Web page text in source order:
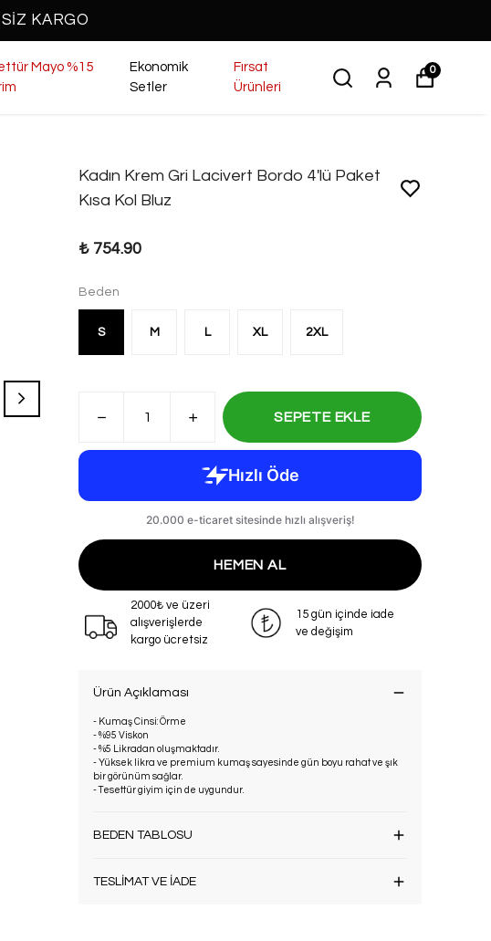
KARGO
Mayo %15
Ekonomik
Setler
Fırsat
Ürünleri
0
Kadın Krem Gri Lacivert Bordo 4'lü Paket
Kısa Kol Bluz
₺ 754.90
Beden
S M L XL 2XL
SEPETE EKLE
HEMEN AL
2000₺ ve üzeri
alışverişlerde
kargo ücretsiz
15 gün içinde iade
ve değişim
Ürün Açıklaması
- Kumaş Cinsi: Örme
- %95 Viskon
- %5 Likradan oluşmaktadır.
- Yüksek likra ve premium kumaş sayesinde gün boyu rahat ve şık
bir görünüm sağlar.
- Tesettür giyim için de uygundur.
BEDEN TABLOSU
TESLİMAT VE İADE